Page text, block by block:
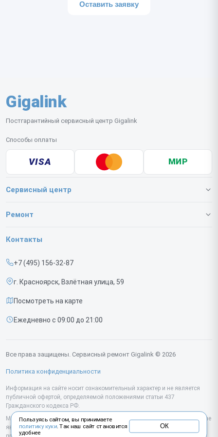
Оставить заявку
Gigalink
Постгарантийный сервисный центр Gigalink
Способы оплаты
VISA МИР
Сервисный центр
О нашем сервисе
Срочный ремонт
Доставка и способы оплаты
Диагностика
Контакты
Ремонт
Коммутаторов
Контакты
+7 (495) 156-32-87
г. Красноярск, Взлётная улица, 59
Посмотреть на карте
Ежедневно с 09:00 до 21:00
Все права защищены. Сервисный ремонт Gigalink © 2026
Политика конфиденциальности
Информация на сайте носит ознакомительный характер и не является
публичной офертой, определяемой положениями статьи 437
Гражданского кодекса РФ.
Мы специализируемся на обслуживании и ремонте техники Gigalink, но не
являемся их официальным представителем. Предоставляем
Пользуясь сайтом, вы принимаете
политику куки. Так наш сайт становится
удобнее
ОК